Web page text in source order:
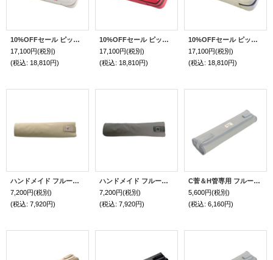
10%OFFセール ピッコロケースガード「Mancini/wf」ピュアホワイト / ピンクグラデーション
17,100円(税別)
(税込: 18,810円)
10%OFFセール ピッコロケースガード「Mancini/wf」マットスカーレット / ブラック
17,100円(税別)
(税込: 18,810円)
10%OFFセール ピッコロケースガード「Mancini/wf」ペールアイボリー
17,100円(税別)
(税込: 18,810円)
ハンドメイド フルート内装ケース「Crescendo」ベージュ
7,200円(税別)
(税込: 7,920円)
ハンドメイド フルート内装ケース「Crescendo」グレー
7,200円(税別)
(税込: 7,920円)
C菅＆H管専用 フルートケース用 内装カバー グレー
5,600円(税別)
(税込: 6,160円)